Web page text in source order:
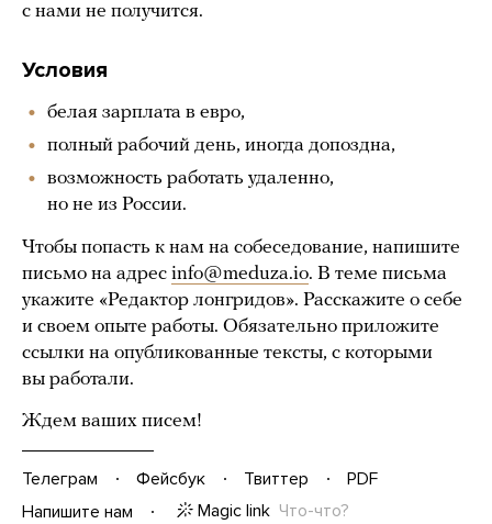
с нами не получится.
Условия
белая зарплата в евро,
полный рабочий день, иногда допоздна,
возможность работать удаленно,
но не из России.
Чтобы попасть к нам на собеседование, напишите
письмо на адрес info@meduza.io. В теме письма
укажите «Редактор лонгридов». Расскажите о себе
и своем опыте работы. Обязательно приложите
ссылки на опубликованные тексты, с которыми
вы работали.
Ждем ваших писем!
Телеграм Фейсбук Твиттер
PDF
Напишите нам
Magic link Что-что?